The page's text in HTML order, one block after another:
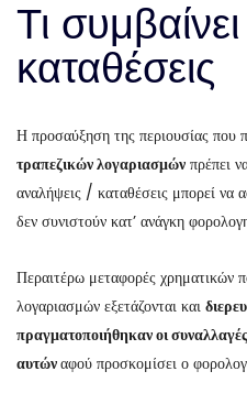
Τι συμβαίνει
καταθέσεις
Η προσαύξηση της περιουσίας που
τραπεζικών λογαριασμών πρέπει
αναλήψεις / καταθέσεις μπορεί να
δεν συνιστούν κατ’ ανάγκη
Περαιτέρω μεταφορές χρηματικών
λογαριασμών εξετάζονται και
πραγματοποιήθηκαν οι
αυτώναφού προσκομίσει ο